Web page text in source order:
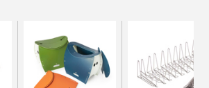
が壁に浮き出て、空間に表情が生まれ
のフットライトに使っているそうで